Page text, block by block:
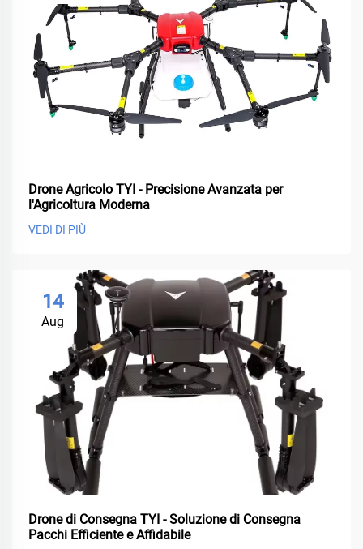
Drone Agricolo TYI - Precisione Avanzata per
l'Agricoltura Moderna
VEDI DI PIÙ
14
Aug
Drone di Consegna TYI - Soluzione di Consegna
Pacchi Efficiente e Affidabile